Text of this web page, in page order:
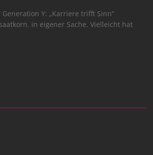
Y: „Karriere trifft Sinn“
in eigener Sache. Vielleicht hat